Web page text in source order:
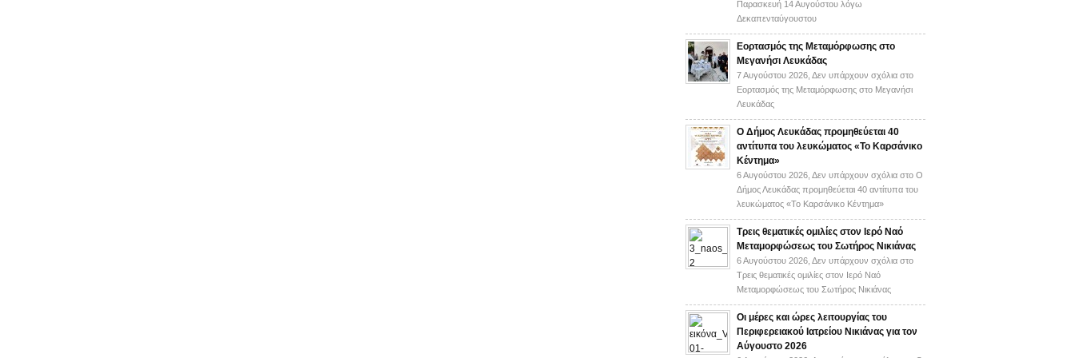
Παρασκευή 14 Αυγούστου λόγω
Δεκαπενταύγουστου
Εορτασμός της Μεταμόρφωσης στο
Μεγανήσι Λευκάδας
7 Αυγούστου 2026, Δεν υπάρχουν σχόλια στο
Εορτασμός της Μεταμόρφωσης στο Μεγανήσι
Λευκάδας
Ο Δήμος Λευκάδας προμηθεύεται 40
αντίτυπα του λευκώματος «Το Καρσάνικο
Κέντημα»
6 Αυγούστου 2026, Δεν υπάρχουν σχόλια στο Ο
Δήμος Λευκάδας προμηθεύεται 40 αντίτυπα του
λευκώματος «Το Καρσάνικο Κέντημα»
Τρεις θεματικές ομιλίες στον Ιερό Ναό
Μεταμορφώσεως του Σωτήρος Νικιάνας
6 Αυγούστου 2026, Δεν υπάρχουν σχόλια στο
Τρεις θεματικές ομιλίες στον Ιερό Ναό
Μεταμορφώσεως του Σωτήρος Νικιάνας
Οι μέρες και ώρες λειτουργίας του
Περιφερειακού Ιατρείου Νικιάνας για τον
Αύγουστο 2026